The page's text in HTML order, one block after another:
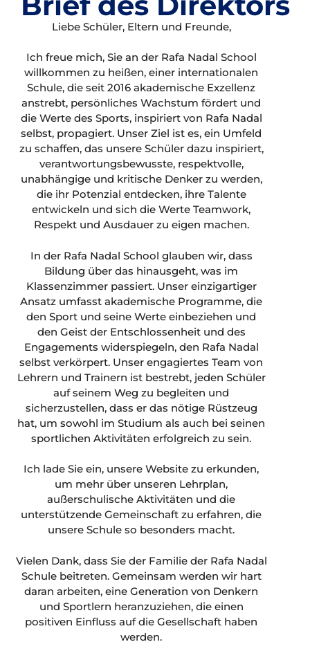
Liebe Schüler, Eltern und Freunde,
Ich freue mich, Sie an der Rafa Nadal School
willkommen zu heißen, einer internationalen
Schule, die seit 2016 akademische Exzellenz
anstrebt, persönliches Wachstum fördert und
die Werte des Sports, inspiriert von Rafa Nadal
selbst, propagiert. Unser Ziel ist es, ein Umfeld
zu schaffen, das unsere Schüler dazu inspiriert,
verantwortungsbewusste, respektvolle,
unabhängige und kritische Denker zu werden,
die ihr Potenzial entdecken, ihre Talente
entwickeln und sich die Werte Teamwork,
Respekt und Ausdauer zu eigen machen.
In der Rafa Nadal School glauben wir, dass
Bildung über das hinausgeht, was im
Klassenzimmer passiert. Unser einzigartiger
Ansatz umfasst akademische Programme, die
den Sport und seine Werte einbeziehen und
den Geist der Entschlossenheit und des
Engagements widerspiegeln, den Rafa Nadal
selbst verkörpert. Unser engagiertes Team von
Lehrern und Trainern ist bestrebt, jeden Schüler
auf seinem Weg zu begleiten und
sicherzustellen, dass er das nötige Rüstzeug
hat, um sowohl im Studium als auch bei seinen
sportlichen Aktivitäten erfolgreich zu sein.
Ich lade Sie ein, unsere Website zu erkunden,
um mehr über unseren Lehrplan,
außerschulische Aktivitäten und die
unterstützende Gemeinschaft zu erfahren, die
unsere Schule so besonders macht.
Vielen Dank, dass Sie der Familie der Rafa Nadal
Schule beitreten. Gemeinsam werden wir hart
daran arbeiten, eine Generation von Denkern
und Sportlern heranzuziehen, die einen
positiven Einfluss auf die Gesellschaft haben
werden.